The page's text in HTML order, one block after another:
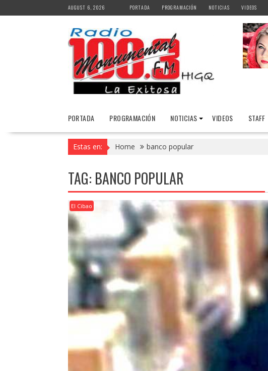
to
AUGUST 6, 2026 PORTADA PROGRAMACIÓN NOTICIAS VIDEOS
PORTADA PROGRAMACIÓN NOTICIAS VIDEOS STAFF
Estas en: Home banco popular
TAG: BANCO POPULAR
El Cibao